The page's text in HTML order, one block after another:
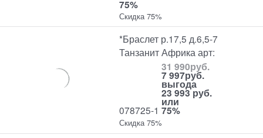
75%
Скидка 75%
*Браслет р.17,5 д.6,5-7
Танзанит Африка арт:
078725-1
31 990руб.
7 997руб.
выгода
23 993 руб.
или
75%
Скидка 75%